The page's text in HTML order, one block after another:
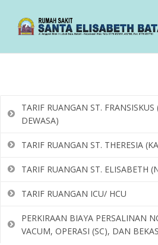
TARIF RUANGAN ST. FRANSISKUS
DEWASA)
TARIF RUANGAN ST. THERESIA
TARIF RUANGAN ST. ELISABETH
TARIF RUANGAN ICU/ HCU
PERKIRAAN BIAYA PERSALINAN
VACUM, OPERASI (SC), DAN